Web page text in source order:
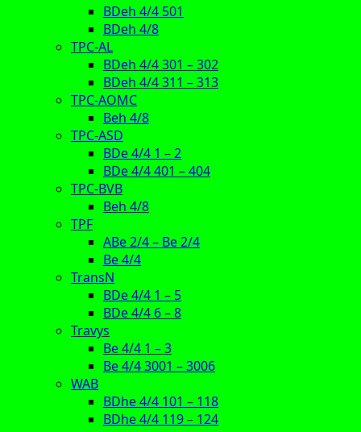
BDeh 4/4 501
BDeh 4/8
TPC-AL
BDeh 4/4 301 – 302
BDeh 4/4 311 – 313
TPC-AOMC
Beh 4/8
TPC-ASD
BDe 4/4 1 – 2
BDe 4/4 401 – 404
TPC-BVB
Beh 4/8
TPF
ABe 2/4 – Be 2/4
Be 4/4
TransN
BDe 4/4 1 – 5
BDe 4/4 6 – 8
Travys
Be 4/4 1 – 3
Be 4/4 3001 – 3006
WAB
BDhe 4/4 101 – 118
BDhe 4/4 119 – 124